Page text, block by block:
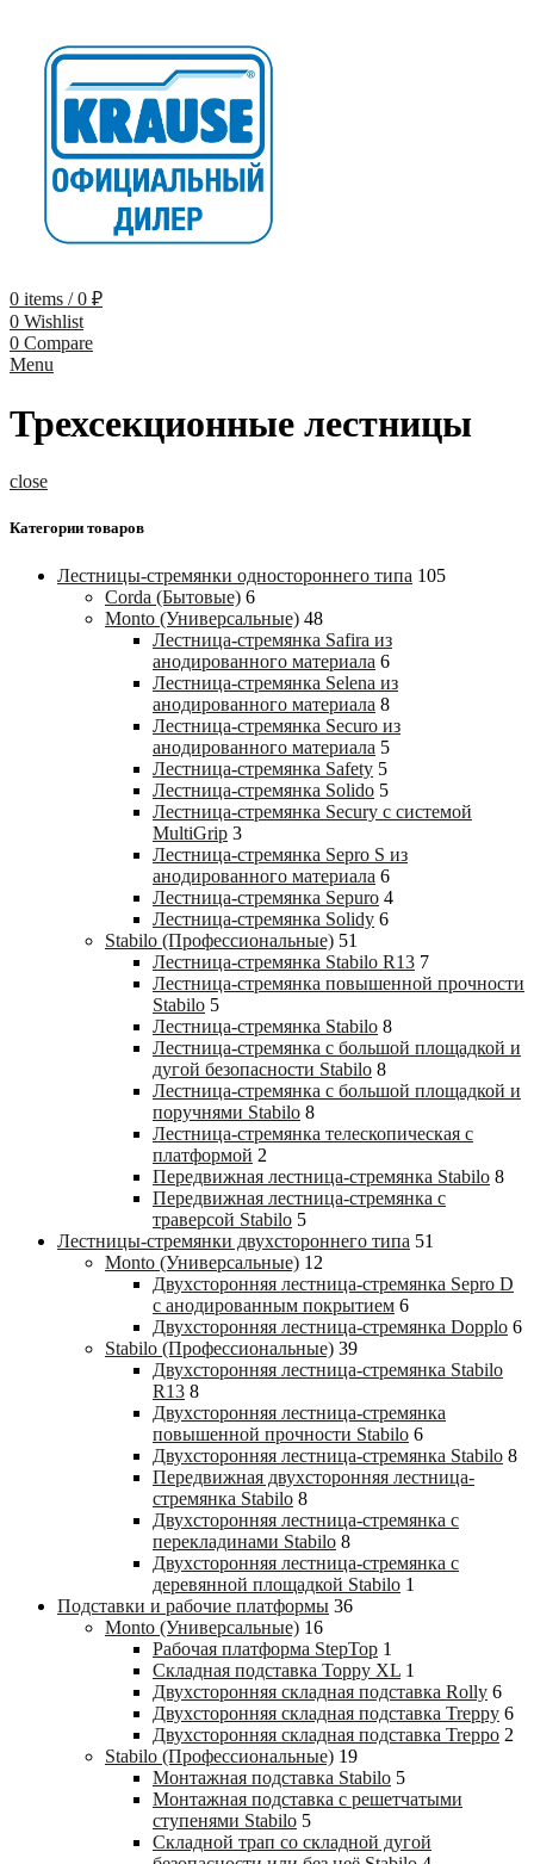
0 items / 0 ₽
0 Wishlist
0 Compare
Menu
Трехсекционные лестницы
close
Категории товаров
Лестницы-стремянки одностороннего типа 105
Corda (Бытовые) 6
Monto (Универсальные) 48
Лестница-стремянка Safira из
анодированного материала 6
Лестница-стремянка Selena из
анодированного материала 8
Лестница-стремянка Securo из
анодированного материала 5
Лестница-стремянка Safety 5
Лестница-стремянка Solido 5
Лестница-стремянка Secury с системой
MultiGrip 3
Лестница-стремянка Sepro S из
анодированного материала 6
Лестница-стремянка Sepuro 4
Лестница-стремянка Solidy 6
Stabilo (Профессиональные) 51
Лестница-стремянка Stabilo R13 7
Лестница-стремянка повышенной прочности
Stabilo 5
Лестница-стремянка Stabilo 8
Лестница-стремянка с большой площадкой и
дугой безопасности Stabilo 8
Лестница-стремянка с большой площадкой и
поручнями Stabilo 8
Лестница-стремянка телескопическая с
платформой 2
Передвижная лестница-стремянка Stabilo 8
Передвижная лестница-стремянка с
траверсой Stabilo 5
Лестницы-стремянки двухстороннего типа 51
Monto (Универсальные) 12
Двухсторонняя лестница-стремянка Sepro D
с анодированным покрытием 6
Двухсторонняя лестница-стремянка Dopplo 6
Stabilo (Профессиональные) 39
Двухсторонняя лестница-стремянка Stabilo
R13 8
Двухсторонняя лестница-стремянка
повышенной прочности Stabilo 6
Двухсторонняя лестница-стремянка Stabilo 8
Передвижная двухсторонняя лестница-
стремянка Stabilo 8
Двухсторонняя лестница-стремянка с
перекладинами Stabilo 8
Двухсторонняя лестница-стремянка с
деревянной площадкой Stabilo 1
Подставки и рабочие платформы 36
Monto (Универсальные) 16
Рабочая платформа StepTop 1
Складная подставка Toppy XL 1
Двухсторонняя складная подставка Rolly 6
Двухсторонняя складная подставка Treppy 6
Двухсторонняя складная подставка Treppo 2
Stabilo (Профессиональные) 19
Монтажная подставка Stabilo 5
Монтажная подставка с решетчатыми
ступенями Stabilo 5
Складной трап со складной дугой